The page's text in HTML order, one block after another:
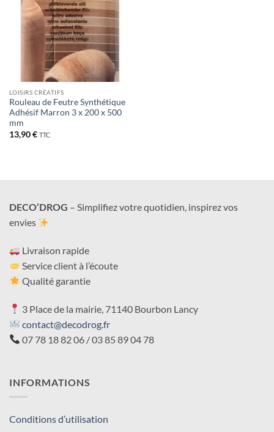
LOISIRS CRÉATIFS
Rouleau de Feutre Synthétique
Adhésif Marron 3 x 200 x 500
mm
13,90€ TTC
DECO’DROG – Simplifiez votre quotidien, inspirez vos
envies
Livraison rapide
Service client à l’écoute
Qualité garantie
3 Place de la mairie, 71140 Bourbon Lancy
contact@decodrog.fr
07 78 18 82 06 / 03 85 89 04 78
INFORMATIONS
Conditions d’utilisation